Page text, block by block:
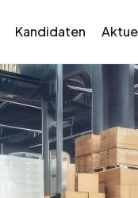
Kandidaten